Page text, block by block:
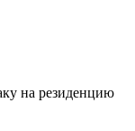
на резиденцию